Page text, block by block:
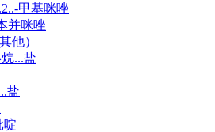
甲基咪唑
并咪唑
他）
...盐
盐
啶